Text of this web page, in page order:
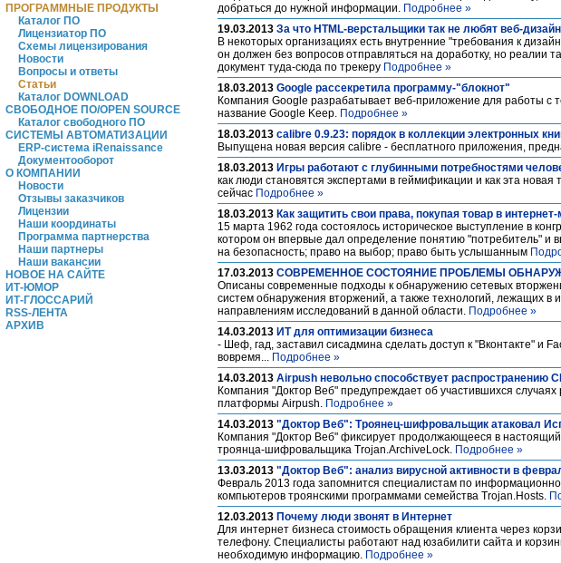
ПРОГРАММНЫЕ ПРОДУКТЫ
Каталог ПО
Лицензиатор ПО
Схемы лицензирования
Новости
Вопросы и ответы
Статьи
Каталог DOWNLOAD
СВОБОДНОЕ ПО/OPEN SOURCE
Каталог свободного ПО
СИСТЕМЫ АВТОМАТИЗАЦИИ
ERP-система iRenaissance
Документооборот
О КОМПАНИИ
Новости
Отзывы заказчиков
Лицензии
Наши координаты
Программа партнерства
Наши партнеры
Наши вакансии
НОВОЕ НА САЙТЕ
ИТ-ЮМОР
ИТ-ГЛОССАРИЙ
RSS-ЛЕНТА
АРХИВ
добраться до нужной информации. Подробнее »
19.03.2013 За что HTML-верстальщики так не любят веб-
В некоторых организациях есть внутренние "требования к
он должен без вопросов отправляться на доработку, но реалии
документ туда-сюда по трекеру Подробнее »
18.03.2013 Google рассекретила программу-"блокнот"
Компания Google разрабатывает веб-приложение для работы с
название Google Keep. Подробнее »
18.03.2013 calibre 0.9.23: порядок в коллекции электронных
Выпущена новая версия calibre - бесплатного приложения,
18.03.2013 Игры работают с глубинными потребностями
как люди становятся экспертами в геймификации и как эта
сейчас Подробнее »
18.03.2013 Как защитить свои права, покупая товар в интернет-
15 марта 1962 года состоялось историческое выступление в
котором он впервые дал определение понятию "потребитель"
на безопасность; право на выбор; право быть услышанным
17.03.2013 СОВРЕМЕННОЕ СОСТОЯНИЕ ПРОБЛЕМЫ
Описаны современные подходы к обнаружению сетевых
систем обнаружения вторжений, а также технологий, лежащих
направлениям исследований в данной области. Подробнее »
14.03.2013 ИТ для оптимизации бизнеса
- Шеф, гад, заставил сисадмина сделать доступ к "Вконтакте" и
вовремя... Подробнее »
14.03.2013 Airpush невольно способствует распространению
Компания "Доктор Веб" предупреждает об участившихся
платформы Airpush. Подробнее »
14.03.2013 "Доктор Веб": Троянец-шифровальщик атаковал
Компания "Доктор Веб" фиксирует продолжающееся в
троянца-шифровальщика Trojan.ArchiveLock. Подробнее »
13.03.2013 "Доктор Веб": анализ вирусной активности в
Февраль 2013 года запомнится специалистам по
компьютеров троянскими программами семейства Trojan.Hosts.
12.03.2013 Почему люди звонят в Интернет
Для интернет бизнеса стоимость обращения клиента через
телефону. Специалисты работают над юзабилити сайта и
необходимую информацию. Подробнее »